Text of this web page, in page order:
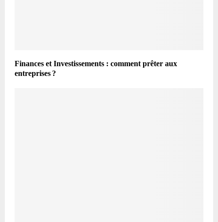
Finances et Investissements : comment prêter aux
entreprises ?